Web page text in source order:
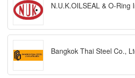
N.U.K.OILSEAL & O-Ring
Bangkok Thai Steel Co.,